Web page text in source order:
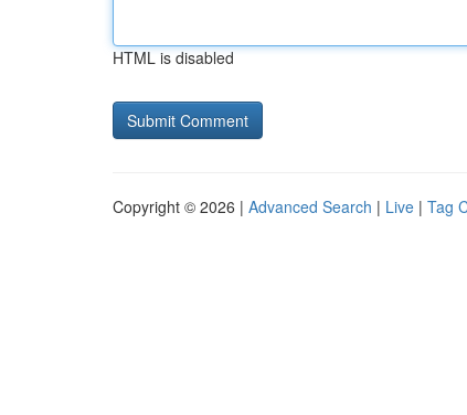
HTML is disabled
Copyright © 2026 | Advanced Search | Live | Tag